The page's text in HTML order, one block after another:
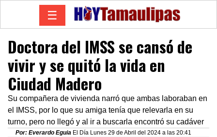
☰
Doctora del IMSS se cansó de
vivir y se quitó la vida en
Ciudad Madero
Su compañera de vivienda narró que ambas laboraban en
el IMSS, por lo que su amiga tenía que relevarla en su
turno, pero no llegó y al ir a buscarla encontró su cadáver
Por: Everardo Eguia El Día Lunes 29 de Abril del 2024 a las 20:41